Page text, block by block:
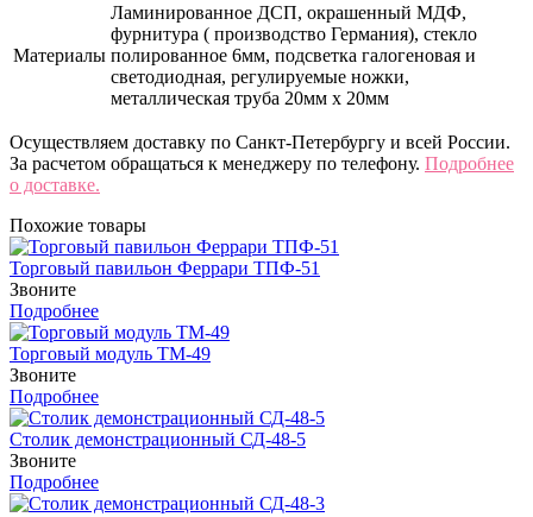
Материалы
Ламинированное ДСП, окрашенный МДФ,
фурнитура ( производство Германия), стекло
полированное 6мм, подсветка галогеновая и
светодиодная, регулируемые ножки,
металлическая труба 20мм х 20мм
Осуществляем доставку по Санкт-Петербургу и всей России.
За расчетом обращаться к менеджеру по телефону. Подробнее
о доставке.
Похожие товары
Торговый павильон Феррари ТПФ-51
Звоните
Подробнее
Торговый модуль ТМ-49
Звоните
Подробнее
Столик демонстрационный СД-48-5
Звоните
Подробнее